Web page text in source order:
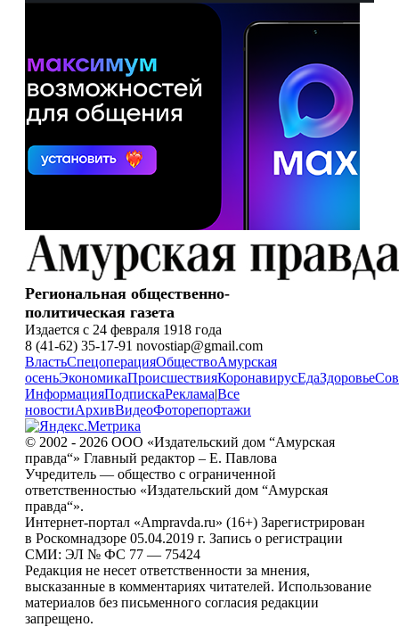
Региональная общественно-
политическая газета
Издается с 24 февраля 1918 года
8 (41-62) 35-17-91 novostiap@gmail.com
ВластьСпецоперацияОбществоАмурская
осеньЭкономикаПроисшествияКоронавирусЕдаЗдоровье
ИнформацияПодпискаРеклама|Все
новостиАрхивВидеоФоторепортажи
© 2002 - 2026 ООО «Издательский дом “Амурская
правда“» Главный редактор – Е. Павлова
Учредитель — общество с ограниченной
ответственностью «Издательский дом “Амурская
правда“».
Интернет-портал «Ampravda.ru» (16+) Зарегистрирован
в Роскомнадзоре 05.04.2019 г. Запись о регистрации
СМИ: ЭЛ № ФС 77 — 75424
Редакция не несет ответственности за мнения,
высказанные в комментариях читателей. Использование
материалов без письменного согласия редакции
запрещено.